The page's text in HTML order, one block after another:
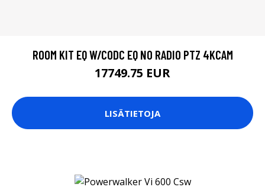
ROOM KIT EQ W/CODC EQ NO RADIO PTZ 4KCAM
17749.75 EUR
LISÄTIETOJA